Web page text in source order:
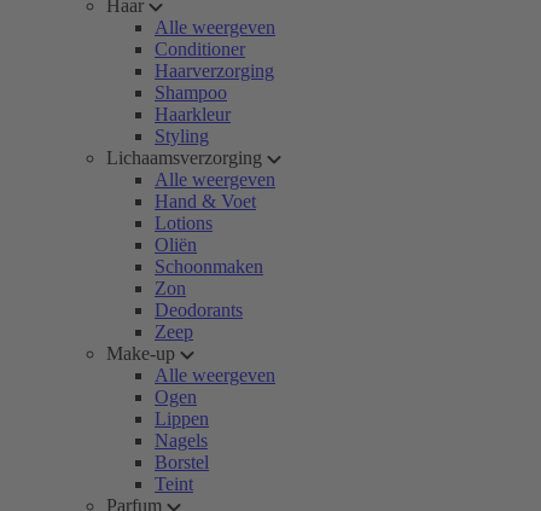
Haar
Alle weergeven
Conditioner
Haarverzorging
Shampoo
Haarkleur
Styling
Lichaamsverzorging
Alle weergeven
Hand & Voet
Lotions
Oliën
Schoonmaken
Zon
Deodorants
Zeep
Make-up
Alle weergeven
Ogen
Lippen
Nagels
Borstel
Teint
Parfum